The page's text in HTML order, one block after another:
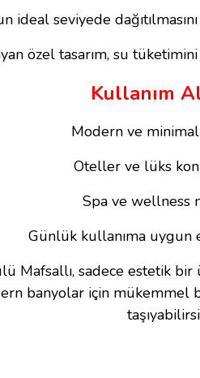
ideal seviyede
özel tasarım, su
Kullanım
Modern ve
Oteller ve lüks
Spa ve wellness
Günlük kullanıma uygun
Mafsallı, sadece estetik bir
banyolar için